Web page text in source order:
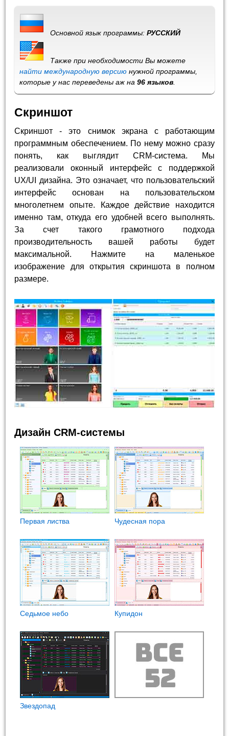
Основной язык программы:РУССКИЙ
Также при необходимости Вы можете
найти международную версию нужной программы,
которые у нас переведены аж на96 языков
Скриншот
Скриншот - это снимок экрана с работающим
программным обеспечением. По нему можно сразу
понять, как выглядит CRM-система. Мы
реализовали оконный интерфейс с поддержкой
UX/UI дизайна. Это означает, что пользовательский
интерфейс основан на пользовательском
многолетнем опыте. Каждое действие находится
именно там, откуда его удобней всего выполнять.
За счет такого грамотного подхода
производительность вашей работы будет
максимальной. Нажмите на маленькое
изображение для открытия скриншота в полном
размере.
Дизайн CRM-системы
Первая листва Чудесная пора
Седьмое небо Купидон
Звездопад